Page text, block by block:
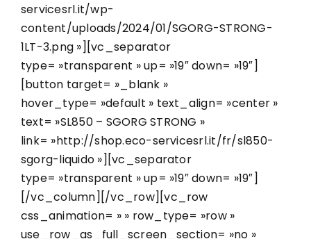
servicesrl.it/wp-
content/uploads/2024/01/SGORG-STRONG-
1LT-3.png »][vc_separator
type= »transparent » up= »19″ down= »19″]
[button target= »_blank »
hover_type= »default » text_align= »center »
text= »SL850 – SGORG STRONG »
link= »http://shop.eco-servicesrl.it/fr/sl850-
sgorg-liquido »][vc_separator
type= »transparent » up= »19″ down= »19″]
[/vc_column][/vc_row][vc_row
css_animation= » » row_type= »row »
use_row_as_full_screen_section= »no »